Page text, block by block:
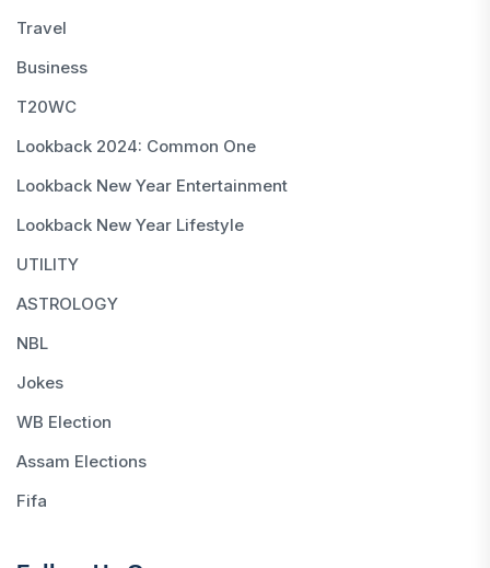
Travel
Business
T20WC
Lookback 2024: Common One
Lookback New Year Entertainment
Lookback New Year Lifestyle
UTILITY
ASTROLOGY
NBL
Jokes
WB Election
Assam Elections
Fifa